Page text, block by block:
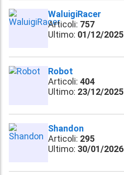
WaluigiRacer
Articoli: 757
Ultimo: 01/12/2025
Robot
Articoli: 404
Ultimo: 23/12/2025
Shandon
Articoli: 295
Ultimo: 30/01/2026